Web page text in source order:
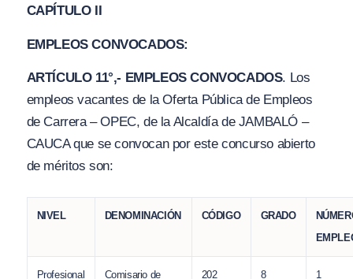
CAPÍTULO II
EMPLEOS CONVOCADOS:
ARTÍCULO 11°,- EMPLEOS CONVOCADOS. Los
empleos vacantes de la Oferta Pública de Empleos
de Carrera – OPEC, de la Alcaldía de JAMBALÓ –
CAUCA que se convocan por este concurso abierto
de méritos son:
NIVEL DENOMINACIÓN CÓDIGO GRADO
Profesional Comisario de 202 8 1